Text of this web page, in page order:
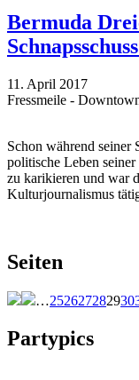
Bermuda
11. April 2017
Fressmeile -
Schon während seiner
politische Leben
zu karikieren und war
Kulturjournalismus
Seiten
…252627282930
Partypics